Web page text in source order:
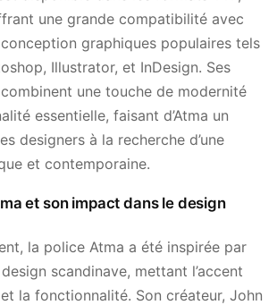
une grande compatibilité avec
graphiques populaires tels
Illustrator, et InDesign. Ses
une touche de modernité
essentielle, faisant d’Atma un
designers à la recherche d’une
et contemporaine.
et son impact dans le design
la police Atma a été inspirée par
scandinave, mettant l’accent
la fonctionnalité. Son créateur, John